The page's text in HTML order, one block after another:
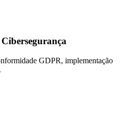
GDPR, implementação